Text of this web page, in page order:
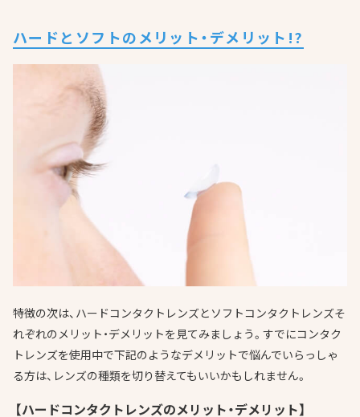
ハードとソフトのメリット・デメリット!?
特徴の次は、ハードコンタクトレンズとソフトコンタクトレンズそ
れぞれのメリット・デメリットを見てみましょう。すでにコンタク
トレンズを使用中で下記のようなデメリットで悩んでいらっしゃ
る方は、レンズの種類を切り替えてもいいかもしれません。
【ハードコンタクトレンズのメリット・デメリット】